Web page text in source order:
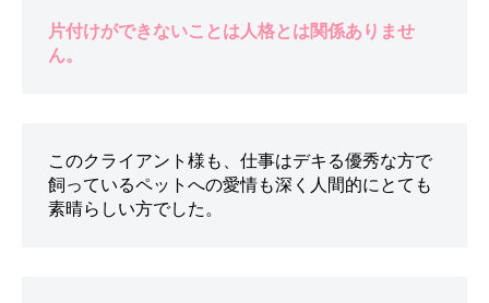
片付けができないことは人格とは関係ありませ
ん。
このクライアント様も、仕事はデキる優秀な方で
飼っているペットへの愛情も深く人間的にとても